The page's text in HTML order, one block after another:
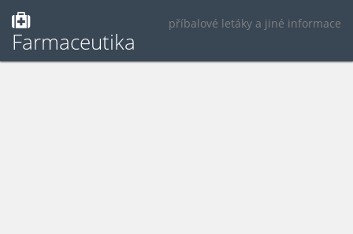
příbalové letáky a jiné informace
Farmaceutika